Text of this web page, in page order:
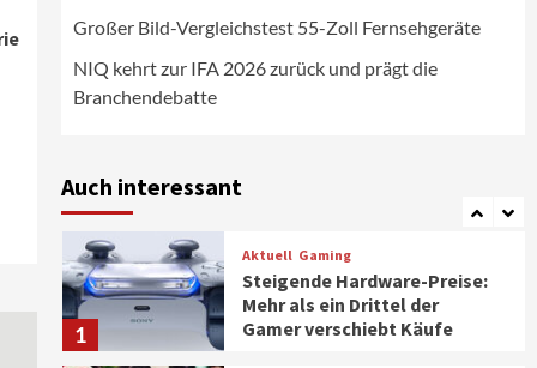
Großer Bild-Vergleichstest 55-Zoll Fernsehgeräte
NIQ kehrt zur IFA 2026 zurück und prägt die
Branchendebatte
Auch interessant
6
in strategisch wichtigen
Märkten aus
7
Ventilatoren
1
Aktuell Gaming
Steigende Hardware-Preise:
Mehr als ein Drittel der
Gamer verschiebt Käufe